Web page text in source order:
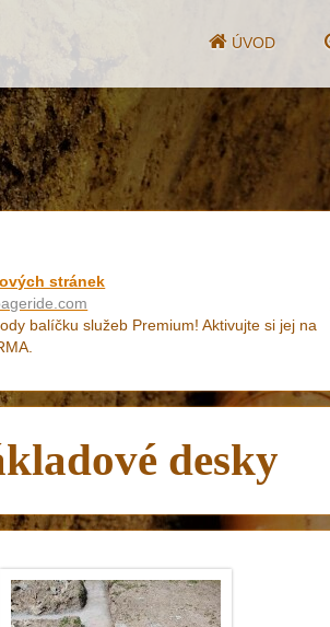
ÚVOD
stránek
balíčku služeb Premium! Aktivujte si jej na
desky